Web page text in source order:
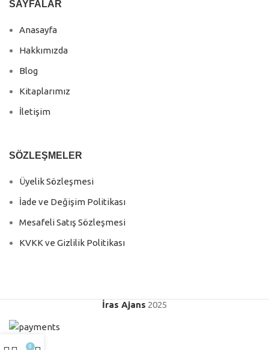
SAYFALAR
Anasayfa
Hakkımızda
Blog
Kitaplarımız
İletişim
SÖZLEŞMELER
Üyelik Sözleşmesi
İade ve Değişim Politikası
Mesafeli Satış Sözleşmesi
KVKK ve Gizlilik Politikası
İras Ajans 2025
0